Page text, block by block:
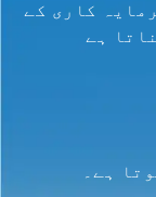
کاری کے
ہے